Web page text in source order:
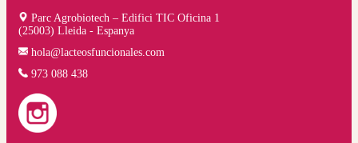
Parc Agrobiotech – Edifici TIC Oficina 1
(25003) Lleida - Espanya
hola@lacteosfuncionales.com
973 088 438